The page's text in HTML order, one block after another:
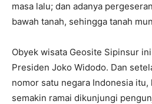
masa lalu; dan adanya
bawah tanah, sehingga tanah
Obyek wisata Geosite Sipinsur
Presiden Joko Widodo. Dan
nomor satu negara Indonesia
semakin ramai dikunjungi